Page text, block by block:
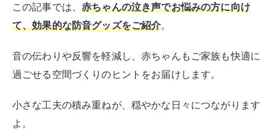
この記事では、赤ちゃんの泣き声でお悩みの方に向け
て、効果的な防音グッズをご紹介。
音の伝わりや反響を軽減し、赤ちゃんもご家族も快適に
過ごせる空間づくりのヒントをお届けします。
小さな工夫の積み重ねが、穏やかな日々につながります
よ。